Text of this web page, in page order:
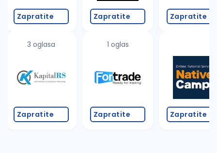
Zapratite
3 oglasa
Zapratite
Zapratite
1 oglas
Zapratite
Zapratite
Zapratite